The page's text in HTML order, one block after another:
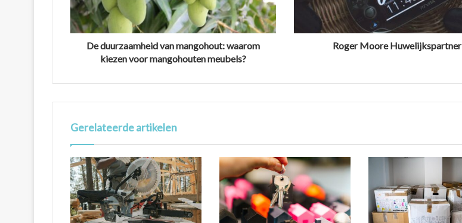
De duurzaamheid van mangohout: waarom
kiezen voor mangohouten meubels?
Roger Moore Huwelijkspartner
Gerelateerde artikelen